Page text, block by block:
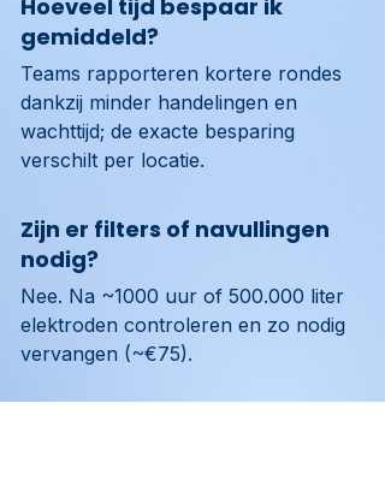
Hoeveel tijd bespaar ik
gemiddeld?
Teams rapporteren kortere rondes
dankzij minder handelingen en
wachttijd; de exacte besparing
verschilt per locatie.
Zijn er filters of navullingen
nodig?
Nee. Na ~1000 uur of 500.000 liter
elektroden controleren en zo nodig
vervangen (~€75).
Wat kost ozonwater per liter?